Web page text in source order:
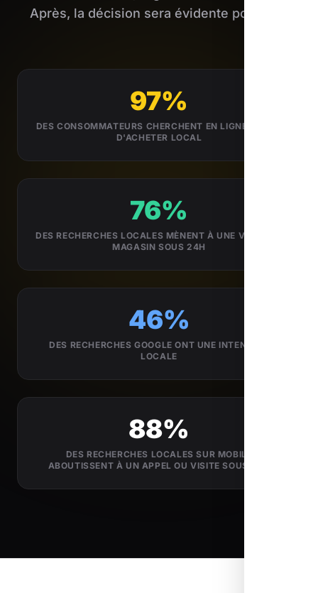
Après, la décision sera évidente pour Apt.
97%
DES CONSOMMATEURS CHERCHENT EN LIGNE AVANT
D'ACHETER LOCAL
76%
DES RECHERCHES LOCALES MÈNENT À UNE VISITE EN
MAGASIN SOUS 24H
46%
DES RECHERCHES GOOGLE ONT UNE INTENTION
LOCALE
88%
DES RECHERCHES LOCALES SUR MOBILE
ABOUTISSENT À UN APPEL OU VISITE SOUS 24H